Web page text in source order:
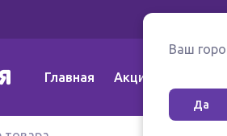
Главная Акции
Ваш
Да